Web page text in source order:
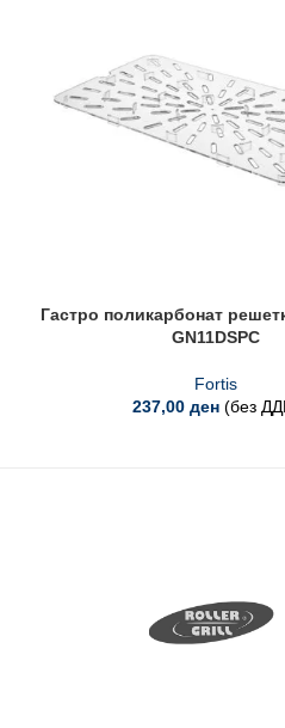
Гастро поликарбонат
GN11DSPC
Fortis
237,00 ден (без